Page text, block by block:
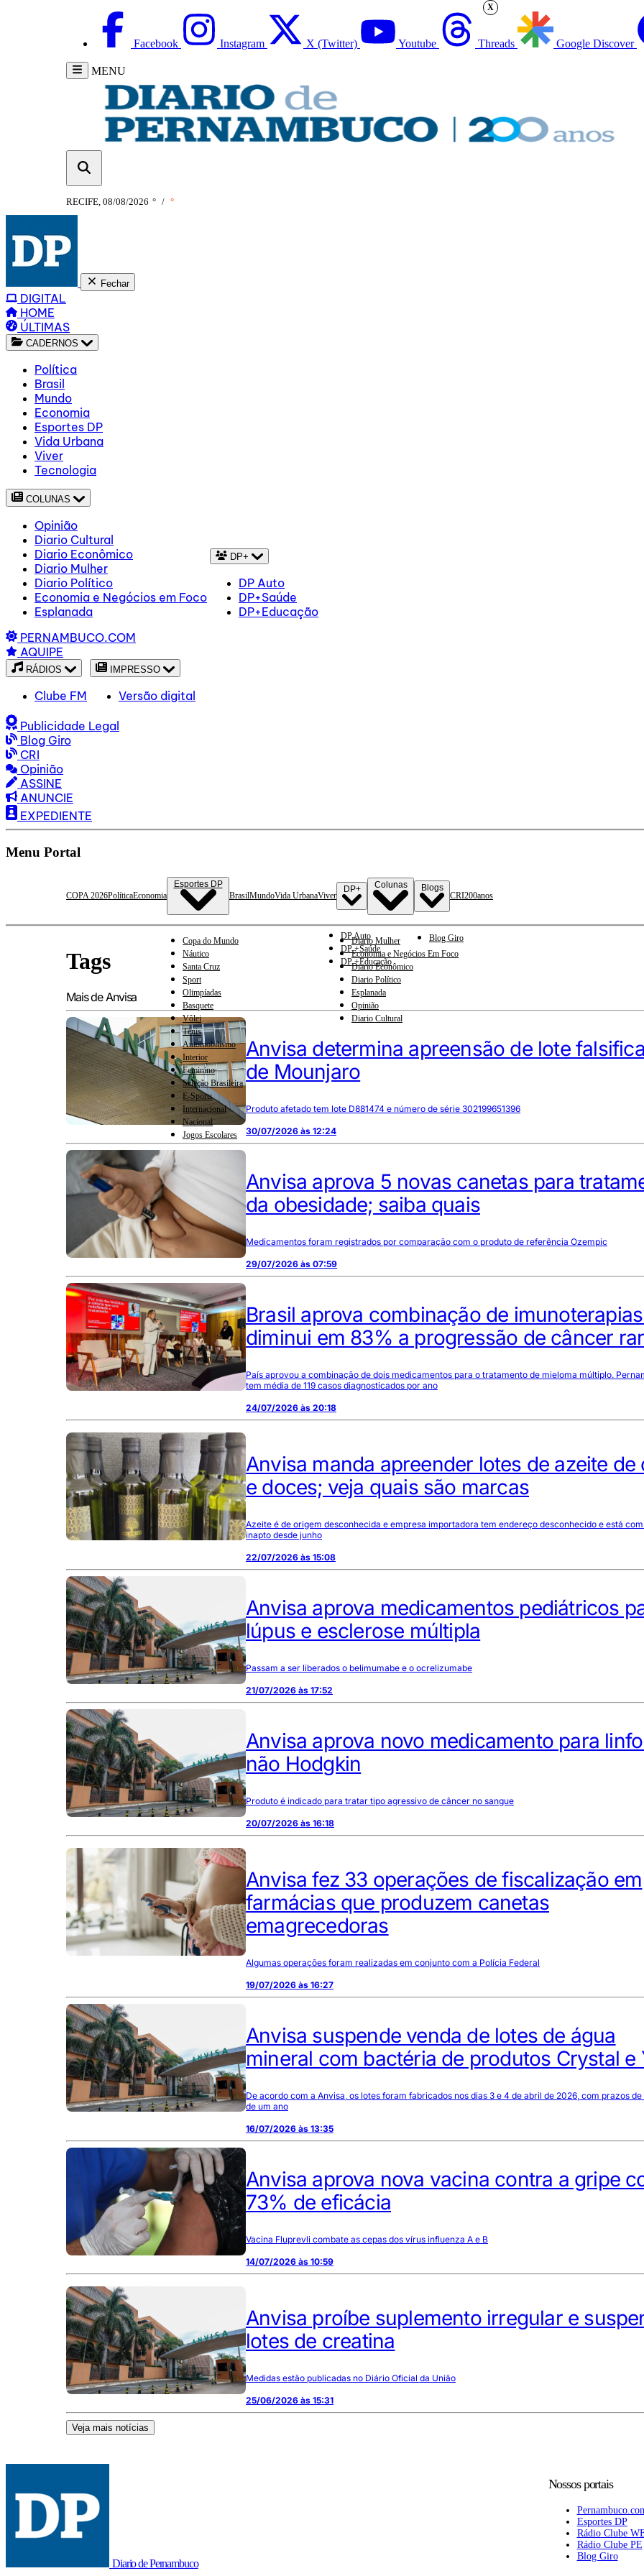
Facebook Instagram X (Twitter) Youtube Threads Google Discover
MENU
RECIFE, 08/08/2026 ° / °
Fechar
DIGITAL
HOME
ÚLTIMAS
CADERNOS
Política
Brasil
Mundo
Economia
Esportes DP
Vida Urbana
Viver
Tecnologia
COLUNAS
Opinião
Diario Cultural
Diario Econômico
Diario Mulher
Diario Político
Economia e Negócios em Foco
Esplanada
DP+
DP Auto
DP+Saúde
DP+Educação
PERNAMBUCO.COM
AQUIPE
RÁDIOS
Clube FM
IMPRESSO
Versão digital
Publicidade Legal
Blog Giro
CRI
Opinião
ASSINE
ANUNCIE
EXPEDIENTE
Menu Portal
COPA 2026PolíticaEconomia
Esportes DP
Copa do Mundo
Náutico
Santa Cruz
Sport
Olimpíadas
Basquete
Vôlei
Tênis
Automobilismo
Interior
Feminino
Seleção Brasileira
E-Sports
Internacional
Nacional
Jogos Escolares
BrasilMundoVida UrbanaViver
DP+
DP Auto
DP +Saúde
DP +Educação
Colunas
Diario Mulher
Economia e Negócios Em Foco
Diario Econômico
Diario Político
Esplanada
Opinião
Diario Cultural
Blogs
Blog Giro
CRI200anos
Tags
Mais de Anvisa
Anvisa determina apreensão de lote
de Mounjaro
Produto afetado tem lote D881474 e número de série 302199651396
30/07/2026 às 12:24
Anvisa aprova 5 novas canetas para
da obesidade; saiba quais
Medicamentos foram registrados por comparação com o produto de referência Ozempic
29/07/2026 às 07:59
Brasil aprova combinação de
diminui em 83% a progressão de câncer
País aprovou a combinação de dois medicamentos para o tratamento de mieloma múltiplo.
tem média de 119 casos diagnosticados por ano
24/07/2026 às 20:18
Anvisa manda apreender lotes de azeite de
e doces; veja quais são marcas
Azeite é de origem desconhecida e empresa importadora tem endereço desconhecido e está
inapto desde junho
22/07/2026 às 15:08
Anvisa aprova medicamentos pediátricos
lúpus e esclerose múltipla
Passam a ser liberados o belimumabe e o ocrelizumabe
21/07/2026 às 17:52
Anvisa aprova novo medicamento para
não Hodgkin
Produto é indicado para tratar tipo agressivo de câncer no sangue
20/07/2026 às 16:18
Anvisa fez 33 operações de fiscalização em
farmácias que produzem canetas
emagrecedoras
Algumas operações foram realizadas em conjunto com a Polícia Federal
19/07/2026 às 16:27
Anvisa suspende venda de lotes de água
mineral com bactéria de produtos Crystal e
De acordo com a Anvisa, os lotes foram fabricados nos dias 3 e 4 de abril de 2026, com prazos
de um ano
16/07/2026 às 13:35
Anvisa aprova nova vacina contra a gripe
73% de eficácia
Vacina Fluprevli combate as cepas dos vírus influenza A e B
14/07/2026 às 10:59
Anvisa proíbe suplemento irregular e
lotes de creatina
Medidas estão publicadas no Diário Oficial da União
25/06/2026 às 15:31
Veja mais notícias
Diario de Pernambuco
Nossos portais
Esportes DP
Rádio Clube
Rádio Clube PE
Blog Giro
X